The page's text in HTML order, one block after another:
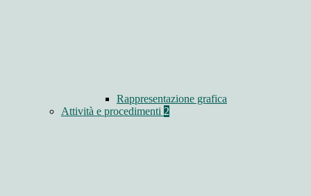
Rappresentazione grafica
Attività e procedimenti 2